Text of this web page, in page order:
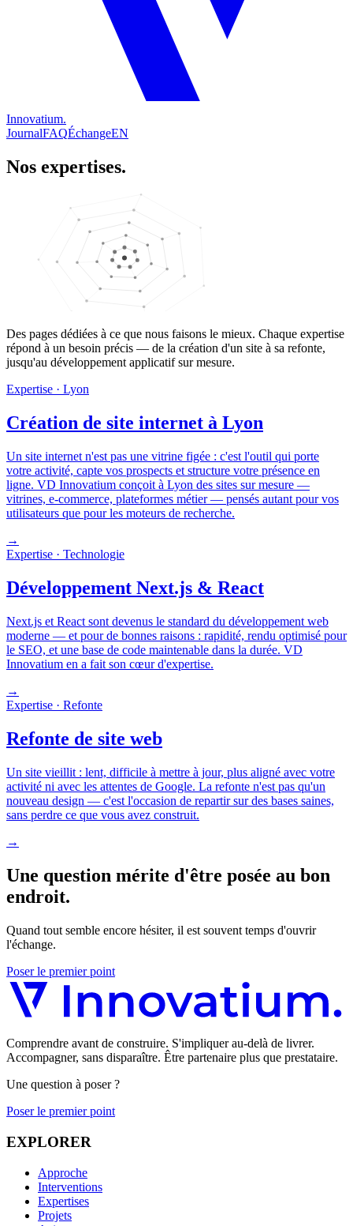
Innovatium.
JournalFAQÉchangeEN
Nos expertises.
Des pages dédiées à ce que nous faisons le mieux. Chaque expertise
répond à un besoin précis — de la création d'un site à sa refonte,
jusqu'au développement applicatif sur mesure.
Expertise · Lyon
Création de site internet à Lyon
Un site internet n'est pas une vitrine figée : c'est l'outil qui porte
votre activité, capte vos prospects et structure votre présence en
ligne. VD Innovatium conçoit à Lyon des sites sur mesure —
vitrines, e-commerce, plateformes métier — pensés autant pour vos
utilisateurs que pour les moteurs de recherche.
→
Expertise · Technologie
Développement Next.js & React
Next.js et React sont devenus le standard du développement web
moderne — et pour de bonnes raisons : rapidité, rendu optimisé pour
le SEO, et une base de code maintenable dans la durée. VD
Innovatium en a fait son cœur d'expertise.
→
Expertise · Refonte
Refonte de site web
Un site vieillit : lent, difficile à mettre à jour, plus aligné avec votre
activité ni avec les attentes de Google. La refonte n'est pas qu'un
nouveau design — c'est l'occasion de repartir sur des bases saines,
sans perdre ce que vous avez construit.
→
Une question mérite d'être posée au bon
endroit.
Quand tout semble encore hésiter, il est souvent temps d'ouvrir
l'échange.
Poser le premier point
Comprendre avant de construire. S'impliquer au-delà de livrer.
Accompagner, sans disparaître. Être partenaire plus que prestataire.
Une question à poser ?
Poser le premier point
EXPLORER
Approche
Interventions
Expertises
Projets